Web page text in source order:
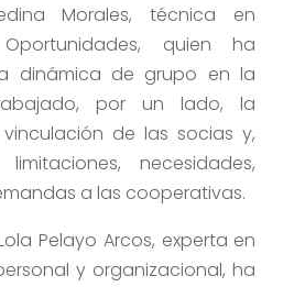
Morales, técnica en
quien ha
dinámica de grupo en la
por un lado, la
de las socias y,
necesidades,
a las cooperativas.
Pelayo Arcos, experta en
y organizacional, ha